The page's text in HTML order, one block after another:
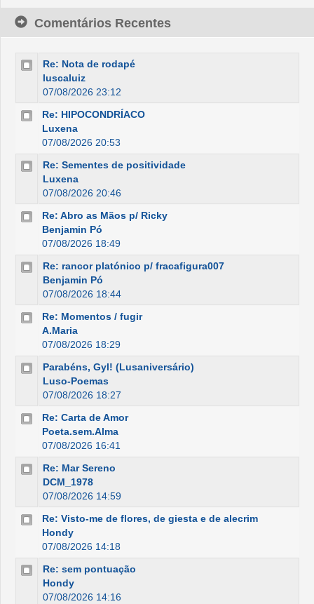
Comentários Recentes
Re: Nota de rodapé
luscaluiz
07/08/2026 23:12
Re: HIPOCONDRÍACO
Luxena
07/08/2026 20:53
Re: Sementes de positividade
Luxena
07/08/2026 20:46
Re: Abro as Mãos p/ Ricky
Benjamin Pó
07/08/2026 18:49
Re: rancor platónico p/ fracafigura007
Benjamin Pó
07/08/2026 18:44
Re: Momentos / fugir
A.Maria
07/08/2026 18:29
Parabéns, Gyl! (Lusaniversário)
Luso-Poemas
07/08/2026 18:27
Re: Carta de Amor
Poeta.sem.Alma
07/08/2026 16:41
Re: Mar Sereno
DCM_1978
07/08/2026 14:59
Re: Visto-me de flores, de giesta e de alecrim
Hondy
07/08/2026 14:18
Re: sem pontuação
Hondy
07/08/2026 14:16